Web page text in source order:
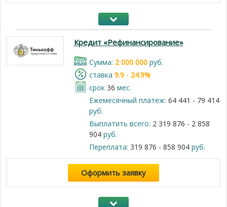
Кредит «Рефинансирование»
Cумма: 2 000 000руб.
cтавка 9.9 - 24.9%
срок 36 мес.
Ежемесячный платеж: 64 441 - 79 414
руб.
Выплатить всего: 2 319 876 - 2 858
904руб.
Переплата: 319 876 - 858 904руб.
Оформить заявку